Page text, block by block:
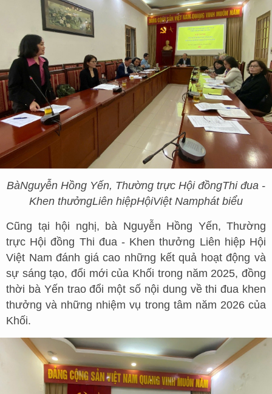
BàNguyễn Hồng Yến, Thường trực Hội đồngThi đua -
Khen thưởngLiên hiệpHộiViệt Namphát biểu
Cũng tại hội nghị, bà Nguyễn Hồng Yến, Thường
trực Hội đồng Thi đua - Khen thưởng Liên hiệp Hội
Việt Nam đánh giá cao những kết quả hoạt động và
sự sáng tạo, đổi mới của Khối trong năm 2025, đồng
thời bà Yến trao đổi một số nội dung về thi đua khen
thưởng và những nhiệm vụ trong tâm năm 2026 của
Khối.